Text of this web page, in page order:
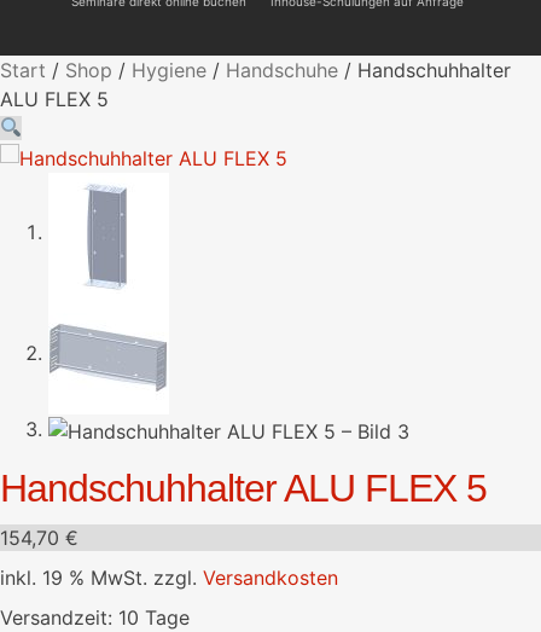
Start / Shop / Hygiene / Handschuhe / Handschuhhalter
ALU FLEX 5
Handschuhhalter ALU FLEX 5
154,70 €
inkl. 19 % MwSt. zzgl. Versandkosten
Versandzeit: 10 Tage